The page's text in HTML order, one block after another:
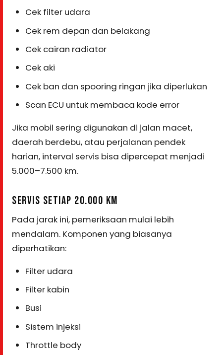
Cek filter udara
Cek rem depan dan belakang
Cek cairan radiator
Cek aki
Cek ban dan spooring ringan jika diperlukan
Scan ECU untuk membaca kode error
Jika mobil sering digunakan di jalan macet,
daerah berdebu, atau perjalanan pendek
harian, interval servis bisa dipercepat menjadi
5.000–7.500 km.
SERVIS SETIAP 20.000 KM
Pada jarak ini, pemeriksaan mulai lebih
mendalam. Komponen yang biasanya
diperhatikan:
Filter udara
Filter kabin
Busi
Sistem injeksi
Throttle body